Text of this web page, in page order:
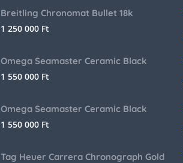
Breitling Chronomat Bullet 18k
1 250 000 Ft
Omega Seamaster Ceramic Black
1 550 000 Ft
Omega Seamaster Ceramic Black
1 550 000 Ft
Tag Heuer Carrera Chronograph Gold